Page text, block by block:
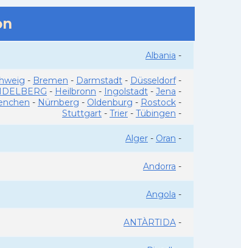
Albania -
- Bremen - Darmstadt - Düsseldorf-
- Heilbronn - Ingolstadt - Jena -
- Nürnberg - Oldenburg - Rostock -
Stuttgart - Trier - Tübingen -
Alger - Oran -
Andorra -
Angola -
ANTÀRTIDA -